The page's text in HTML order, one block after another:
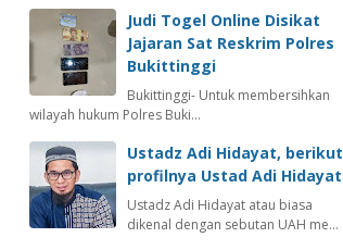
Judi Togel Online Disikat
Jajaran Sat Reskrim Polres
Bukittinggi
Bukittinggi- Untuk membersihkan
wilayah hukum Polres Buki…
Ustadz Adi Hidayat, berikut
profilnya Ustad Adi Hidayat
Ustadz Adi Hidayat atau biasa
dikenal dengan sebutan UAH me…